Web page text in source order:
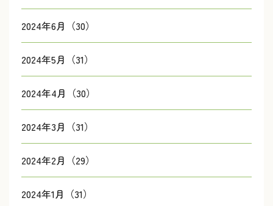
2024年6月（30）
2024年5月（31）
2024年4月（30）
2024年3月（31）
2024年2月（29）
2024年1月（31）